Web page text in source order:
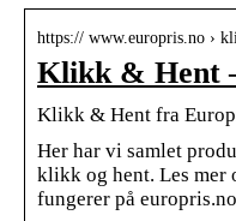
https:// www.europris.no ›
Klikk & Hent
Klikk & Hent fra
Her har vi samlet
klikk og hent. Les mer
fungerer på